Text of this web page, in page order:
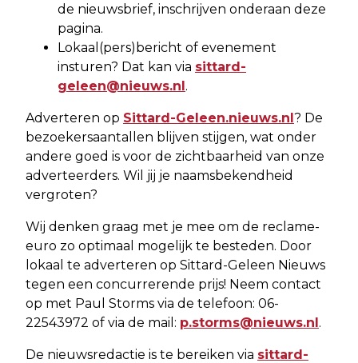
de nieuwsbrief, inschrijven onderaan deze
pagina.
Lokaal(pers)bericht of evenement
insturen? Dat kan via sittard-
geleen@nieuws.nl.
Adverteren op Sittard-Geleen.nieuws.nl? De
bezoekersaantallen blijven stijgen, wat onder
andere goed is voor de zichtbaarheid van onze
adverteerders. Wil jij je naamsbekendheid
vergroten?
Wij denken graag met je mee om de reclame-
euro zo optimaal mogelijk te besteden. Door
lokaal te adverteren op Sittard-Geleen Nieuws
tegen een concurrerende prijs! Neem contact
op met Paul Storms via de telefoon: 06-
22543972 of via de mail: p.storms@nieuws.nl.
De nieuwsredactie is te bereiken via sittard-